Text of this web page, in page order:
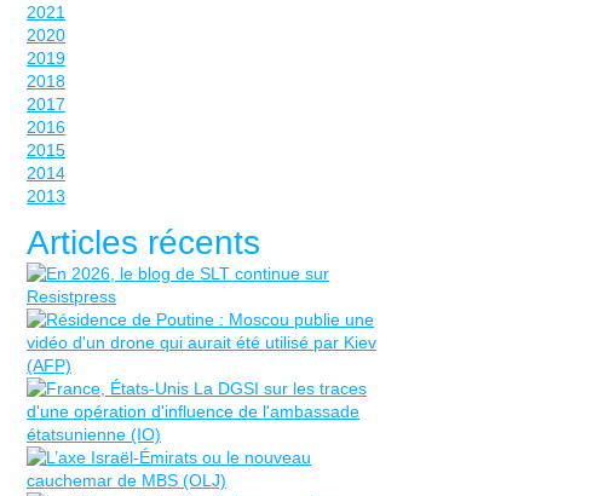
2021
2020
2019
2018
2017
2016
2015
2014
2013
Articles récents